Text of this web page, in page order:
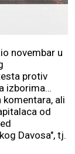
novembar u
protiv
izborima…
ali
od
Davosa", tj.